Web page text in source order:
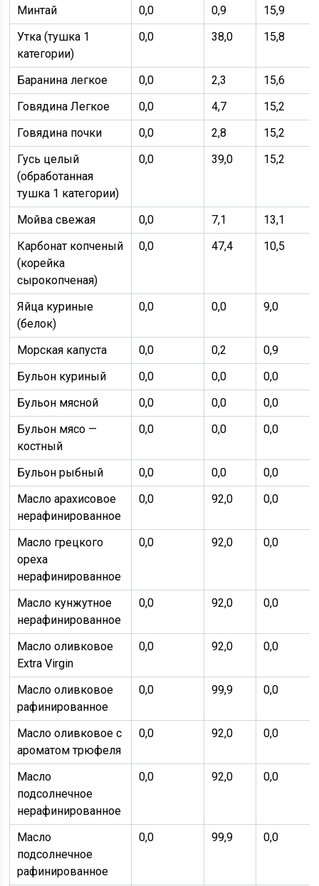
Минтай 0,0 0,9
15,9
Утка (тушка 1
категории)
0,0 38,0 15,8
Баранина легкое 0,0 2,3
15,6
Говядина Легкое
0,0 4,7
15,2
Говядина почки
0,0 2,8
15,2
Гусь целый
(обработанная
тушка 1 категории)
0,0 39,0 15,2
Мойва свежая 0,0 7,1
13,1
Карбонат копченый
(корейка
сырокопченая)
0,0 47,4 10,5
Яйца куриные
(белок)
0,0 0,0 9,0
Морская капуста 0,0 0,2
0,9
Бульон куриный
0,0 0,0
0,0
Бульон мясной
0,0 0,0
0,0
Бульон мясо —
костный
0,0 0,0 0,0
Бульон рыбный 0,0 0,0
0,0
Масло арахисовое
нерафинированное
0,0 92,0 0,0
Масло грецкого
ореха
нерафинированное
0,0 92,0 0,0
Масло кунжутное
нерафинированное
0,0 92,0 0,0
Масло оливковое
Extra Virgin
0,0 92,0 0,0
Масло оливковое
рафинированное
0,0 99,9 0,0
Масло оливковое с
ароматом трюфеля
0,0 92,0 0,0
Масло
подсолнечное
нерафинированное
0,0 92,0 0,0
Масло
подсолнечное
рафинированное
0,0 99,9 0,0